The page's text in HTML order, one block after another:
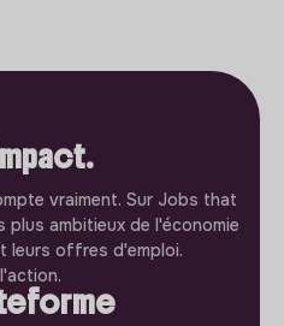
vraiment. Sur Jobs that
plus ambitieux de l'économie
leurs offres d'emploi.